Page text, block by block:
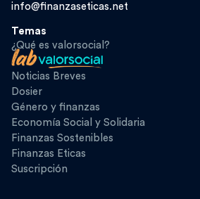
info@finanzaseticas.net
Temas
¿Qué es valorsocial?
Noticias Breves
Dosier
Género y finanzas
Economía Social y Solidaria
Finanzas Sostenibles
Finanzas Eticas
Suscripción